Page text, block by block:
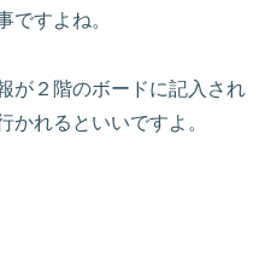
すよね。
が２階のボードに記入され
かれるといいですよ。